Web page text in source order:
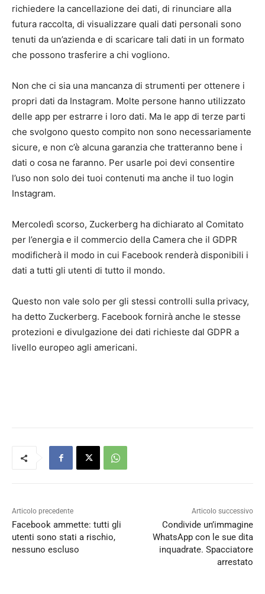
richiedere la cancellazione dei dati, di rinunciare alla
futura raccolta, di visualizzare quali dati personali sono
tenuti da un’azienda e di scaricare tali dati in un formato
che possono trasferire a chi vogliono.
Non che ci sia una mancanza di strumenti per ottenere i
propri dati da Instagram. Molte persone hanno utilizzato
delle app per estrarre i loro dati. Ma le app di terze parti
che svolgono questo compito non sono necessariamente
sicure, e non c’è alcuna garanzia che tratteranno bene i
dati o cosa ne faranno. Per usarle poi devi consentire
l’uso non solo dei tuoi contenuti ma anche il tuo login
Instagram.
Mercoledì scorso, Zuckerberg ha dichiarato al Comitato
per l’energia e il commercio della Camera che il GDPR
modificherà il modo in cui Facebook renderà disponibili i
dati a tutti gli utenti di tutto il mondo.
Questo non vale solo per gli stessi controlli sulla privacy,
ha detto Zuckerberg. Facebook fornirà anche le stesse
protezioni e divulgazione dei dati richieste dal GDPR a
livello europeo agli americani.
Articolo precedente
Facebook ammette: tutti gli
utenti sono stati a rischio,
nessuno escluso
Articolo successivo
Condivide un’immagine
WhatsApp con le sue dita
inquadrate. Spacciatore
arrestato